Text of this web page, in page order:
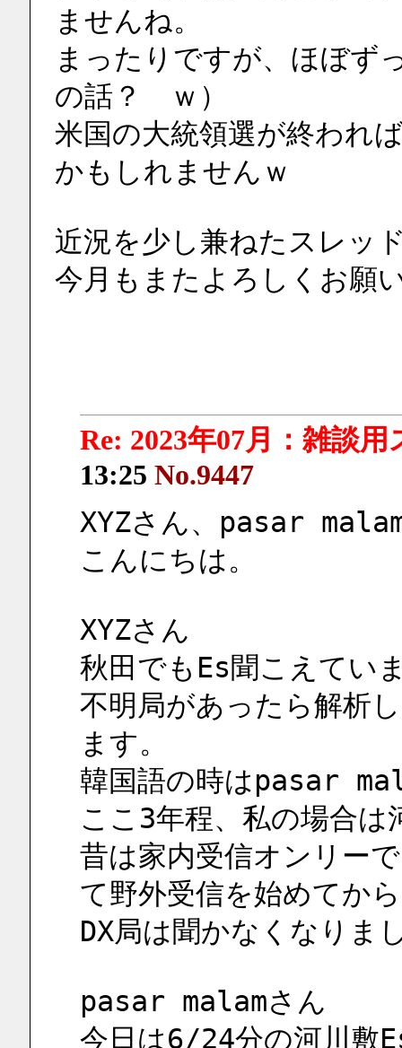
ませんね。
まったりですが、ほぼず
の話？　ｗ）
米国の大統領選が終われ
かもしれませんｗ
近況を少し兼ねたスレッ
今月もまたよろしくお願
Re: 2023年07月：雑談
13:25 No.9447
XYZさん、pasar
こんにちは。
XYZさん
秋田でもEs聞こえてい
不明局があったら解析
ます。
韓国語の時はpasar
ここ3年程、私の場合
昔は家内受信オンリー
て野外受信を始めてか
DX局は聞かなくなりま
pasar malamさん
今日は6/24分の河川敷